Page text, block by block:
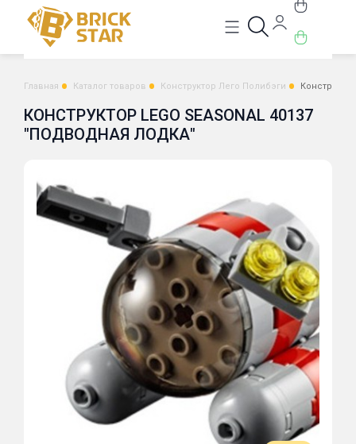
Главная Каталог товаров Конструктор Лего Полибэги
КОНСТРУКТОР LEGO SEASONAL 40137
"ПОДВОДНАЯ ЛОДКА"